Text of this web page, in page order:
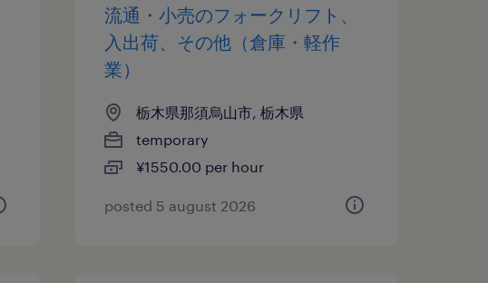
流通・小売のフォークリフト、
入出荷、その他（倉庫・軽作
業）
栃木県那須烏山市, 栃木県
temporary
¥1550.00 per hour
posted 5 august 2026